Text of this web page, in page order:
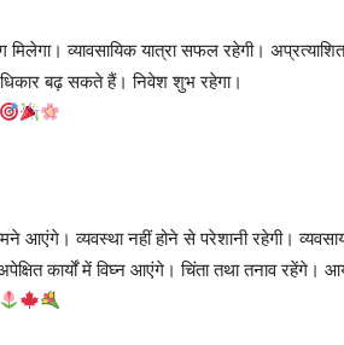
मिलेगा। व्यावसायिक यात्रा सफल रहेगी।
बढ़ सकते हैं। निवेश शुभ रहेगा।
आएंगे। व्यवस्था नहीं होने से परेशानी रहेगी।
कार्यों में विघ्न आएंगे। चिंता तथा तनाव रहेंगे।